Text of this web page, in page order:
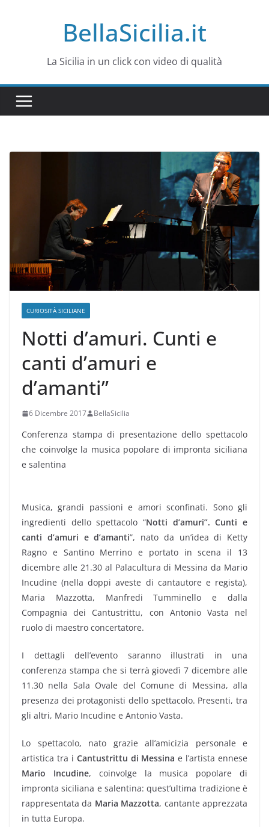
BellaSicilia.it
La Sicilia in un click con video di qualità
CURIOSITÀ SICILIANE
Notti d’amuri. Cunti e
canti d’amuri e
d’amanti”
6 Dicembre 2017 BellaSicilia
Conferenza stampa di presentazione dello spettacolo
che coinvolge la musica popolare di impronta siciliana
e salentina
Musica, grandi passioni e amori sconfinati. Sono gli
ingredienti dello spettacolo “Notti d’amuri”. Cunti e
canti d’amuri e d’amanti”, nato da un’idea di Ketty
Ragno e Santino Merrino e portato in scena il 13
dicembre alle 21.30 al Palacultura di Messina da Mario
Incudine (nella doppi aveste di cantautore e regista),
Maria Mazzotta, Manfredi Tumminello e dalla
Compagnia dei Cantustrittu, con Antonio Vasta nel
ruolo di maestro concertatore.
I dettagli dell’evento saranno illustrati in una
conferenza stampa che si terrà giovedì 7 dicembre alle
11.30 nella Sala Ovale del Comune di Messina, alla
presenza dei protagonisti dello spettacolo. Presenti, tra
gli altri, Mario Incudine e Antonio Vasta.
Lo spettacolo, nato grazie all’amicizia personale e
artistica tra i Cantustrittu di Messina e l’artista ennese
Mario Incudine, coinvolge la musica popolare di
impronta siciliana e salentina: quest’ultima tradizione è
rappresentata da Maria Mazzotta, cantante apprezzata
in tutta Europa.